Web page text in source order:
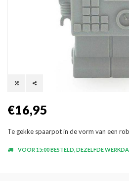
€16,95
Te gekke spaarpot in de vorm van een
VOOR 15:00 BESTELD, DEZELFDE